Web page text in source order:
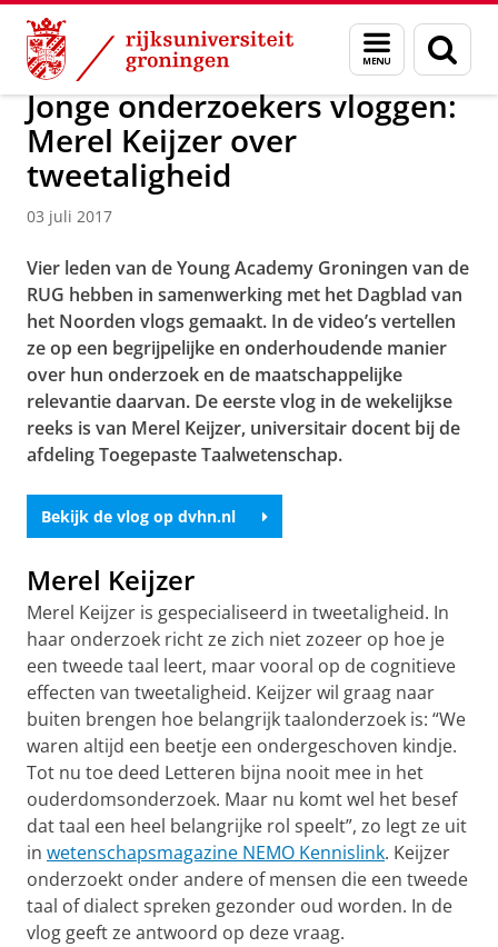
Skip
Content
Skip
Navigation
Menu
en
zoeken
Over ons Actueel Nieuws
Jonge onderzoekers vloggen:
Merel Keijzer over
tweetaligheid
03 juli 2017
Vier leden van de Young Academy Groningen van de
RUG hebben in samenwerking met het Dagblad van
het Noorden vlogs gemaakt. In de video’s vertellen
ze op een begrijpelijke en onderhoudende manier
over hun onderzoek en de maatschappelijke
relevantie daarvan. De eerste vlog in de wekelijkse
reeks is van Merel Keijzer, universitair docent bij de
afdeling Toegepaste Taalwetenschap.
Bekijk de vlog op dvhn.nl
Merel Keijzer
Merel Keijzer is gespecialiseerd in tweetaligheid. In
haar onderzoek richt ze zich niet zozeer op hoe je
een tweede taal leert, maar vooral op de cognitieve
effecten van tweetaligheid. Keijzer wil graag naar
buiten brengen hoe belangrijk taalonderzoek is: “We
waren altijd een beetje een ondergeschoven kindje.
Tot nu toe deed Letteren bijna nooit mee in het
ouderdomsonderzoek. Maar nu komt wel het besef
dat taal een heel belangrijke rol speelt”, zo legt ze uit
in wetenschapsmagazine NEMO Kennislink. Keijzer
onderzoekt onder andere of mensen die een tweede
taal of dialect spreken gezonder oud worden. In de
vlog geeft ze antwoord op deze vraag.